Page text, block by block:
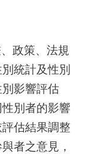
政策、法規
統計及性別
影響評估
別者的影響
估結果調整
者之意見，